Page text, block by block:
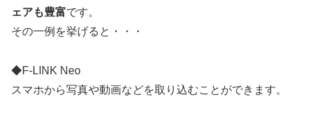
ェアも豊富です。
その一例を挙げると・・・
◆F-LINK Neo
スマホから写真や動画などを取り込むことができます。